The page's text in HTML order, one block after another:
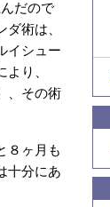
だので
術は、
イシュー
り、
、その術
８ヶ月も
十分にあ